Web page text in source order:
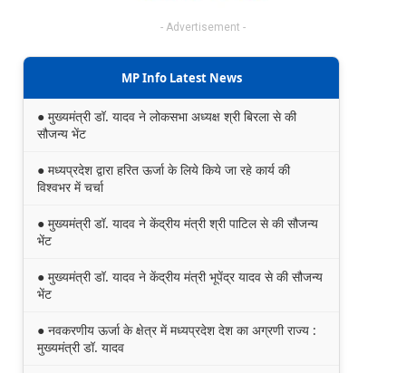
- Advertisement -
MP Info Latest News
● मुख्यमंत्री डॉ. यादव ने लोकसभा अध्यक्ष श्री बिरला से की
सौजन्य भेंट
● मध्यप्रदेश द्वारा हरित ऊर्जा के लिये किये जा रहे कार्य की
विश्वभर में चर्चा
● मुख्यमंत्री डॉ. यादव ने केंद्रीय मंत्री श्री पाटिल से की सौजन्य
भेंट
● मुख्यमंत्री डॉ. यादव ने केंद्रीय मंत्री भूपेंद्र यादव से की सौजन्य
भेंट
● नवकरणीय ऊर्जा के क्षेत्र में मध्यप्रदेश देश का अग्रणी राज्य :
मुख्यमंत्री डॉ. यादव